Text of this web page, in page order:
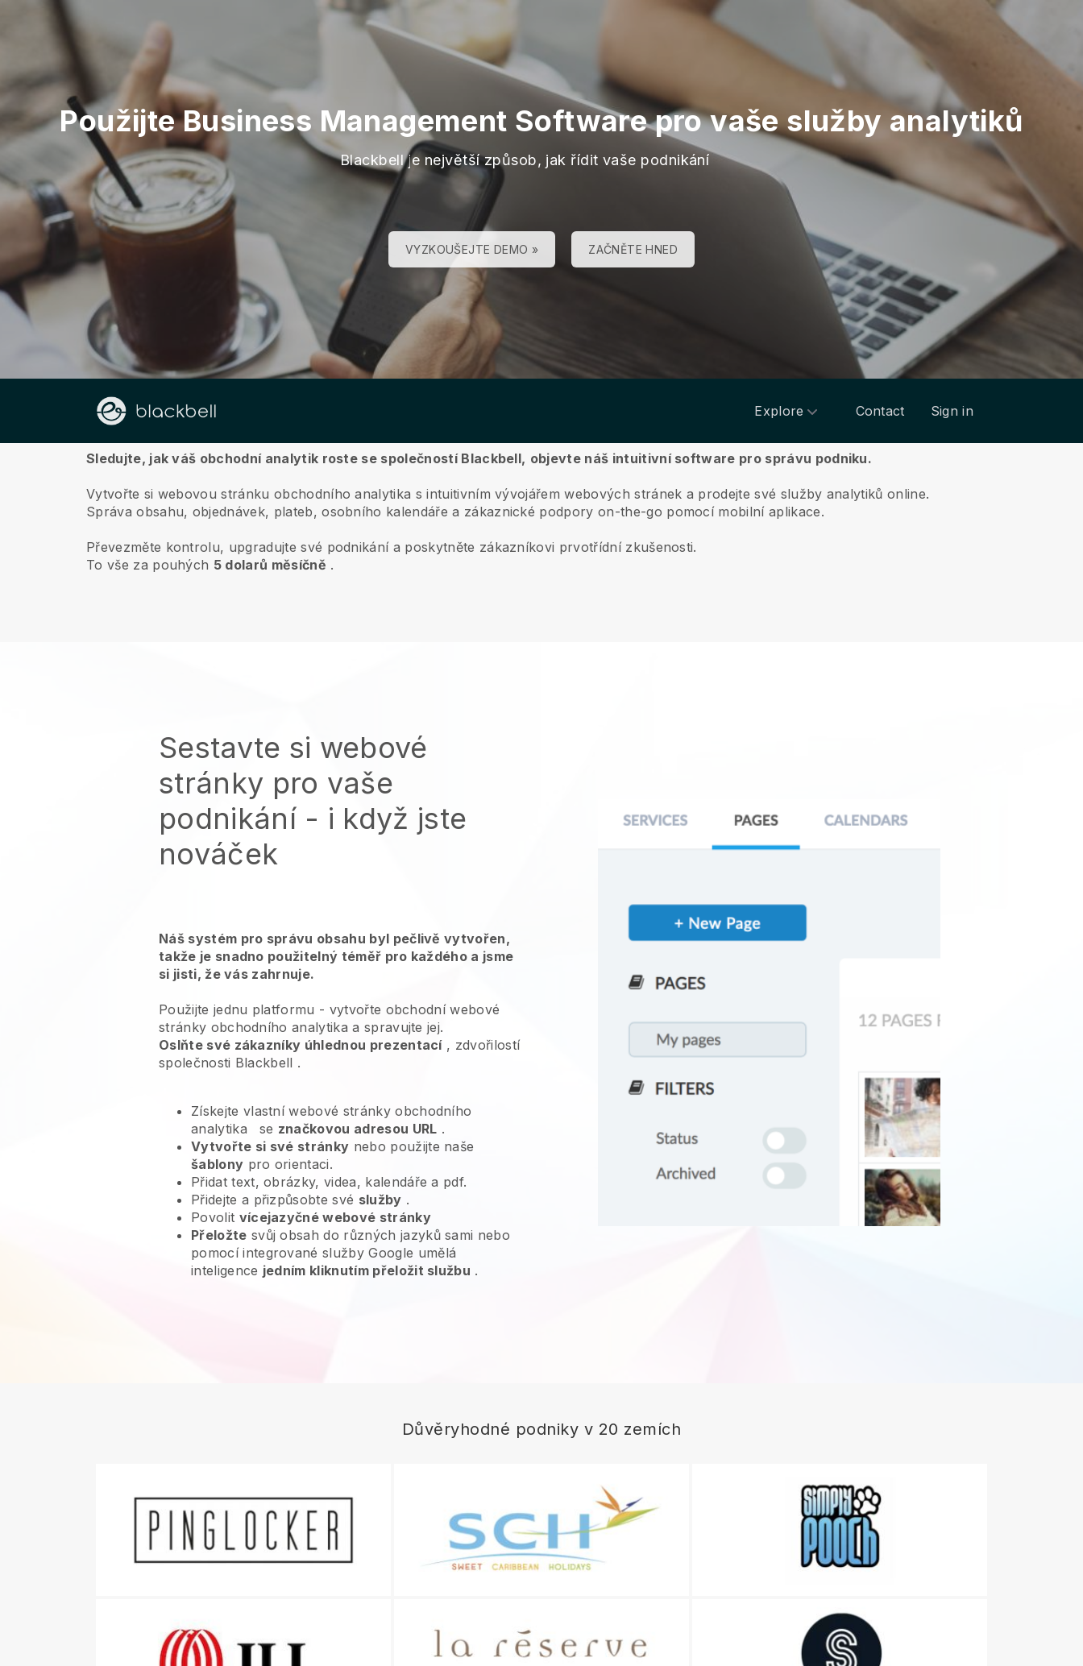
Použijte Business Management Software pro vaše služby analytiků
Blackbell je největší způsob, jak řídit vaše podnikání
VYZKOUŠEJTE DEMO » ZAČNĚTE HNED
Explore Contact Sign in
O nás
Sledujte, jak váš obchodní analytik roste se společností Blackbell, objevte náš intuitivní software pro správu podniku.
Vytvořte si webovou stránku obchodního analytika s intuitivním vývojářem webových stránek a prodejte své služby analytiků online.
Správa obsahu, objednávek, plateb, osobního kalendáře a zákaznické podpory on-the-go pomocí mobilní aplikace.
Převezměte kontrolu, upgradujte své podnikání a poskytněte zákazníkovi prvotřídní zkušenosti.
To vše za pouhých 5 dolarů měsíčně .
Sestavte si webové
stránky pro vaše
podnikání - i když jste
nováček
Náš systém pro správu obsahu byl pečlivě vytvořen,
takže je snadno použitelný téměř pro každého a jsme
si jisti, že vás zahrnuje.
Použijte jednu platformu - vytvořte obchodní webové
stránky obchodního analytika a spravujte jej.
Oslňte své zákazníky úhlednou prezentací, zdvořilostí
společnosti Blackbell .
Získejte vlastní webové stránky obchodního
analytika
se značkovou adresou URL .
Vytvořte si své stránky nebo použijte naše
šablony pro orientaci.
Přidat text, obrázky, videa, kalendáře a pdf.
Přidejte a přizpůsobte své služby .
Povolit vícejazyčné webové stránky
Přeložte svůj obsah do různých jazyků sami nebo
pomocí integrované služby Google umělá
inteligence jedním kliknutím přeložit službu .
Důvěryhodné podniky v 20 zemích